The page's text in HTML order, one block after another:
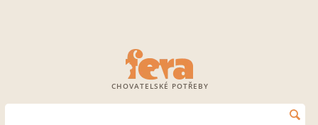
CHOVATELSKÉ POTŘEBY